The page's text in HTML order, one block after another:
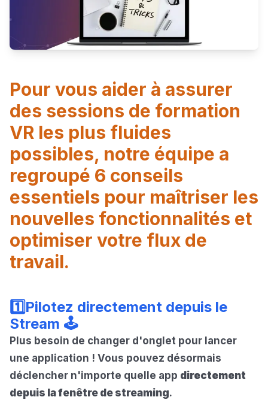
Pour vous aider à assurer
des sessions de formation
VR les plus fluides
possibles, notre équipe a
regroupé 6 conseils
essentiels pour maîtriser les
nouvelles fonctionnalités et
optimiser votre flux de
travail.
1️⃣Pilotez directement depuis le
Stream 🕹️
Plus besoin de changer d'onglet pour lancer
une application ! Vous pouvez désormais
déclencher n'importe quelle app directement
depuis la fenêtre de streaming.